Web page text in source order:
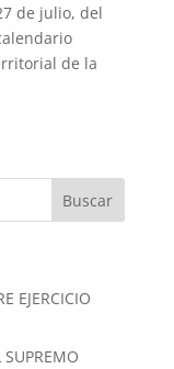
de julio, del
de la
EJERCICIO